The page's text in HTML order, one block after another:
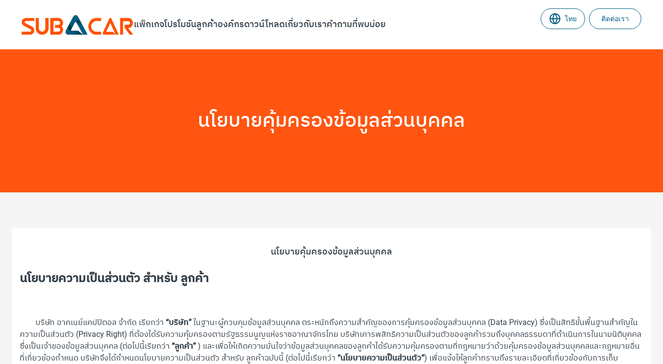
แพ็กเกจโปรโมชันลูกค้าองค์กรดาวน์โหลดเกี่ยวกับเราคำถามที่พบบ่อย ไทย ติดต่อเรา
นโยบายคุ้มครองข้อมูลส่วนบุคคล
นโยบายคุ้มครองข้อมูลส่วนบุคคล
นโยบายความเป็นส่วนตัว สำหรับ ลูกค้า
บริษัท อาคเนย์แคปปิตอล จำกัด เรียกว่า “บริษัท”ในฐานะผู้ควบคุมข้อมูลส่วนบุคคล ตระหนักถึงความสำคัญของการคุ้มครองข้อมูลส่วนบุคคล (Data Privacy) ซึ่งเป็นสิทธิขั้นพื้นฐานสำคัญใน
ความเป็นส่วนตัว (Privacy Right) ที่ต้องได้รับความคุ้มครองตามรัฐธรรมนูญแห่งราชอาณาจักรไทย บริษัทเคารพสิทธิความเป็นส่วนตัวของลูกค้ารวมถึงบุคคลธรรมดาที่ดำเนินการในนามนิติบุคคล
ซึ่งเป็นเจ้าของข้อมูลส่วนบุคคล (ต่อไปนี้เรียกว่า “ลูกค้า”) และเพื่อให้เกิดความมั่นใจว่าข้อมูลส่วนบุคคลของลูกค้าได้รับความคุ้มครองตามที่กฎหมายว่าด้วยคุ้มครองข้อมูลส่วนบุคคลและกฎหมายอื่น
ที่เกี่ยวข้องกำหนด บริษัทจึงได้กำหนดนโยบายความเป็นส่วนตัว สำหรับ ลูกค้าฉบับนี้ (ต่อไปนี้เรียกว่า “นโยบายความเป็นส่วนตัว”) เพื่อแจ้งให้ลูกค้าทราบถึงรายละเอียดที่เกี่ยวข้องกับการเก็บ